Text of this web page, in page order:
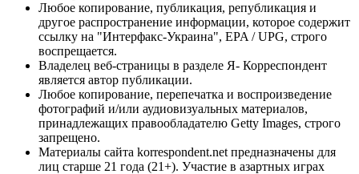
Любое копирование, публикация, републикация и
другое распространение информации, которое содержит
ссылку на "Интерфакс-Украина", EPA / UPG, строго
воспрещается.
Владелец веб-страницы в разделе Я- Корреспондент
является автор публикации.
Любое копирование, перепечатка и воспроизведение
фотографий и/или аудиовизуальных материалов,
принадлежащих правообладателю Getty Images, строго
запрещено.
Материалы сайта korrespondent.net предназначены для
лиц старше 21 года (21+). Участие в азартных играх